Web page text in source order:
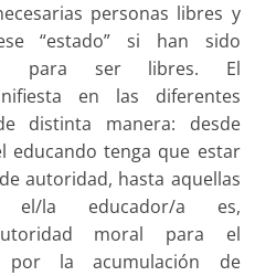
personas libres y
“estado” si han sido
para ser libres. El
en las diferentes
distinta manera: desde
educando tenga que estar
autoridad, hasta aquellas
la educador/a es,
moral para el
por la acumulación de